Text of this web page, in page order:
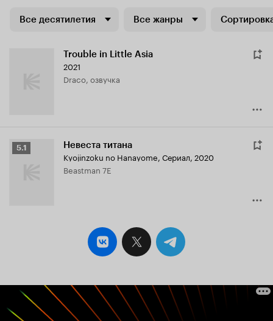
Все десятилетия Все жанры
Trouble in Little Asia
2021
Draco, озвучка
Рейтинг
5.1 Невеста титана
Kyojinzoku no Hanayome, Сериал, 2020
Beastman 7E